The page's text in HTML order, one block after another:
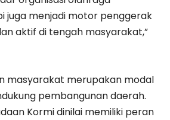
juga menjadi motor penggerak
aktif di tengah masyarakat,”
masyarakat merupakan modal
pembangunan daerah.
Kormi dinilai memiliki peran